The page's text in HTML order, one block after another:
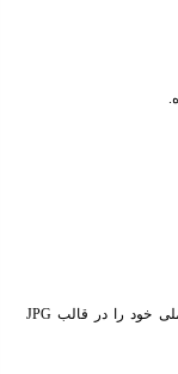
شرکت‌کنندگان زیر ۱۸ سال باید یک کپی اسکن‌شده از کارت ملی خود را در قالب JPG